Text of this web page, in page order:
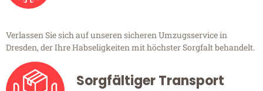
Verlassen Sie sich auf unseren sicheren Umzugsservice in
Dresden, der Ihre Habseligkeiten mit höchster Sorgfalt behandelt.
Sorgfältiger Transport